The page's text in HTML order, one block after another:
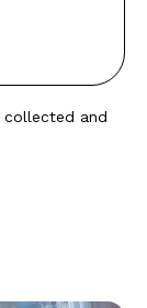
collected and